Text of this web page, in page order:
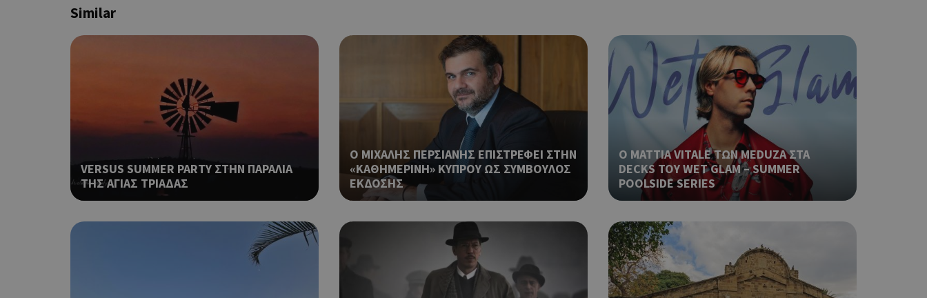
Similar
VERSUS SUMMER PARTY ΣΤΗΝ ΠΑΡΑΛΙΑ
ΤΗΣ ΑΓΙΑΣ ΤΡΙΑΔΑΣ
Ο ΜΙΧΑΛΗΣ ΠΕΡΣΙΑΝΗΣ ΕΠΙΣΤΡΕΦΕΙ ΣΤΗΝ
«ΚΑΘΗΜΕΡΙΝΗ» ΚΥΠΡΟΥ ΩΣ ΣΥΜΒΟΥΛΟΣ
ΕΚΔΟΣΗΣ
Ο MATTIA VITALE ΤΩΝ MEDUZA ΣΤΑ
DECKS ΤΟΥ WET GLAM – SUMMER
POOLSIDE SERIES
banners.
1 εβδομάδα 3
Χρησιμοποιείται για να προσδιορίσει την
επιλεγμένη γλώσσα του επισκέπτη.
cyprusen.wiz-
guide.com
Cookie που δημιουργείται από εφαρμογές που
βασίζονται στη γλώσσα PHP. Πρόκειται για ένα
αναγνωριστικό γενικού σκοπού που
χρησιμοποιείται για τη διατήρηση μεταβλητών
περιόδου λειτουργίας χρήστη. Συνήθως είναι
ένας τυχαίος αριθμός που δημιουργείται, ο
τρόπος με τον οποίο μπορεί να είναι
συγκεκριμένος για τον ιστότοπο, αλλά ένα καλό
παράδειγμα είναι η διατήρηση της κατάστασης
takeOverCookie
cyprusen.wiz-
Χρησιμοποιείται για σκοπούς Capping δηλαδή να
εμφανίζει μόνο μια φορά την ημέρα στον χρήστη
διάφορες διαφημιστικές ενέργειες όπως είναι το
take over banner και τα push up και push down
banners.